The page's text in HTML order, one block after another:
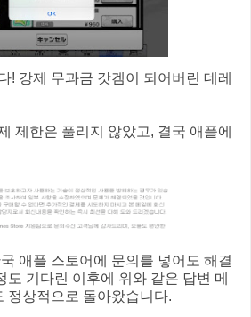
! 강제 무과금 갓겜이 되어버린 데레
제한은 풀리지 않았고, 결국 애플에
애플 스토어에 문의를 넣어도 해결
도 기다린 이후에 위와 같은 답변 메
정상적으로 돌아왔습니다.